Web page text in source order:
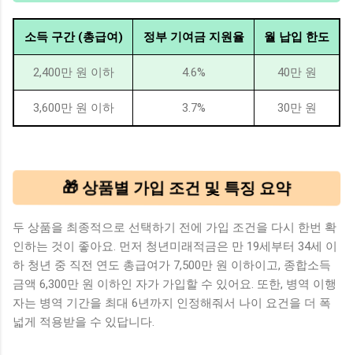
소득 구간 (총급여) 정부 기여금 지원율 월 납입 한도
2,400만 원 이하 4.6% 40만 원
3,600만 원 이하 3.7% 30만 원
🎁 상품별 가입 조건 및 특징 요약
두 상품을 최종적으로 선택하기 전에 가입 조건을 다시 한번 확
인하는 것이 좋아요. 먼저 청년미래적금은 만 19세부터 34세 이
하 청년 중 직전 연도 총급여가 7,500만 원 이하이고, 종합소득
금액 6,300만 원 이하인 자가 가입할 수 있어요. 또한, 병역 이행
자는 병역 기간을 최대 6년까지 인정해줘서 나이 요건을 더 폭
넓게 적용받을 수 있답니다.